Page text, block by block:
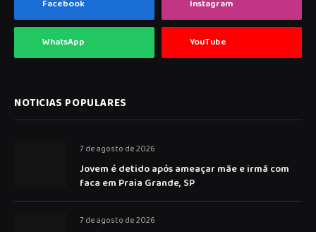
Facebook Instagram
WhatsApp YouTube
NOTICIAS POPULARES
7 de agosto de 2026
Jovem é detido após ameaçar mãe e irmã com
faca em Praia Grande, SP
7 de agosto de 2026